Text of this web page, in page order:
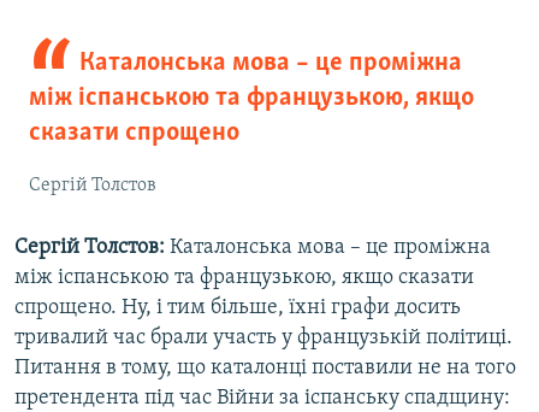
Каталонська мова – це проміжна
між іспанською та французькою, якщо
сказати спрощено
Сергій Толстов
Сергій Толстов: Каталонська мова – це проміжна
між іспанською та французькою, якщо сказати
спрощено. Ну, і тим більше, їхні графи досить
тривалий час брали участь у французькій політиці.
Питання в тому, що каталонці поставили не на того
претендента під час Війни за іспанську спадщину: